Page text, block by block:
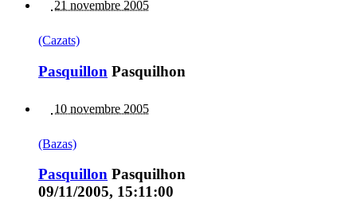
21 novembre 2005
(Cazats)
Pasquillon Pasquilhon
10 novembre 2005
(Bazas)
Pasquillon Pasquilhon
09/11/2005, 15:11:00